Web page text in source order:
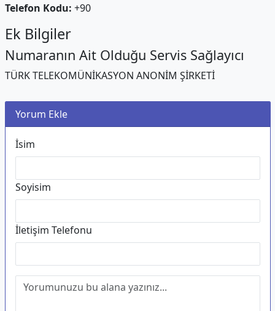
Telefon Kodu: +90
Ek Bilgiler
Numaranın Ait Olduğu Servis Sağlayıcı
TÜRK TELEKOMÜNİKASYON ANONİM ŞİRKETİ
Yorum Ekle
İsim
Soyisim
İletişim Telefonu